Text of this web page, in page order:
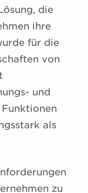
die
ihre
für die
von
und
als
zu